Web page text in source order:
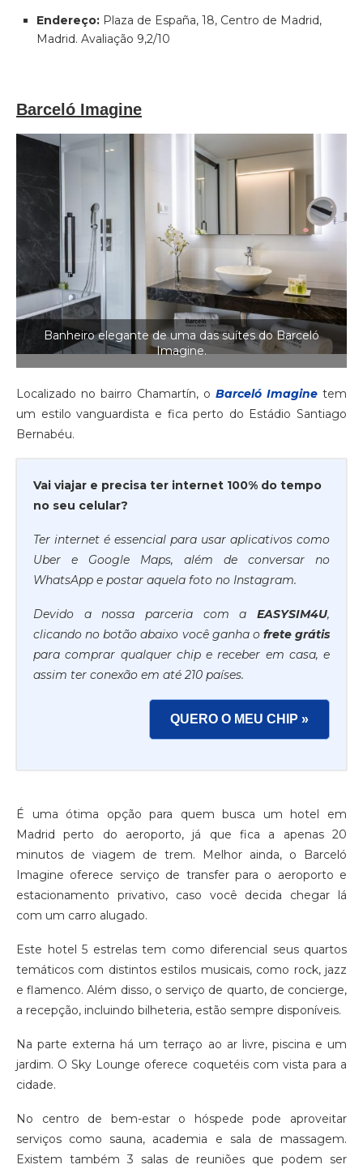
Endereço: Plaza de España, 18, Centro de Madrid,
Madrid. Avaliação 9,2/10
Barceló Imagine
Banheiro elegante de uma das suítes do Barceló
Imagine.
Localizado no bairro Chamartín, o Barceló Imagine tem
um estilo vanguardista e fica perto do Estádio Santiago
Bernabéu.
Vai viajar e precisa ter internet 100% do tempo
no seu celular?
Ter internet é essencial para usar aplicativos como
Uber e Google Maps, além de conversar no
WhatsApp e postar aquela foto no Instagram.
Devido a nossa parceria com a EASYSIM4U,
clicando no botão abaixo você ganha o frete grátis
para comprar qualquer chip e receber em casa, e
assim ter conexão em até 210 países.
QUERO O MEU CHIP »
É uma ótima opção para quem busca um hotel em
Madrid perto do aeroporto, já que fica a apenas 20
minutos de viagem de trem. Melhor ainda, o Barceló
Imagine oferece serviço de transfer para o aeroporto e
estacionamento privativo, caso você decida chegar lá
com um carro alugado.
Este hotel 5 estrelas tem como diferencial seus quartos
temáticos com distintos estilos musicais, como rock, jazz
e flamenco. Além disso, o serviço de quarto, de concierge,
a recepção, incluindo bilheteria, estão sempre disponíveis.
Na parte externa há um terraço ao ar livre, piscina e um
jardim. O Sky Lounge oferece coquetéis com vista para a
cidade.
No centro de bem-estar o hóspede pode aproveitar
serviços como sauna, academia e sala de massagem.
Existem também 3 salas de reuniões que podem ser